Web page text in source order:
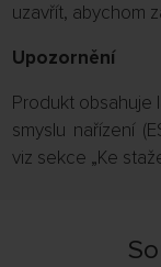
uzavřít, abychom
Upozornění
Produkt obsahuje
smyslu nařízení
viz sekce „Ke